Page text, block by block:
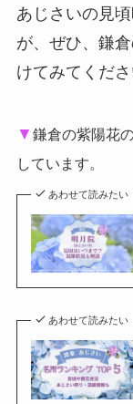
あじさいの見
が、ぜひ、鎌
けてみてくださ
▼ 鎌倉の紫陽花
しています。
あわせて読みたい
あわせて読みたい